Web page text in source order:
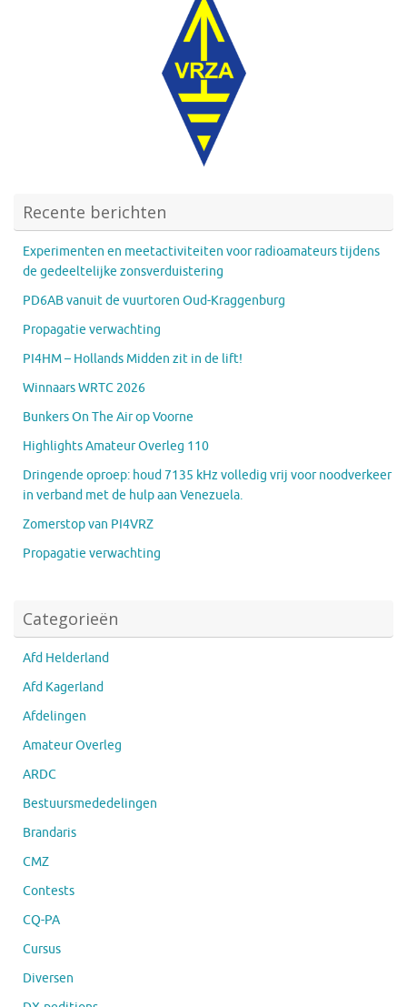
Recente berichten
Experimenten en meetactiviteiten voor radioamateurs tijdens
de gedeeltelijke zonsverduistering
PD6AB vanuit de vuurtoren Oud-Kraggenburg
Propagatie verwachting
PI4HM – Hollands Midden zit in de lift!
Winnaars WRTC 2026
Bunkers On The Air op Voorne
Highlights Amateur Overleg 110
Dringende oproep: houd 7135 kHz volledig vrij voor noodverkeer
in verband met de hulp aan Venezuela.
Zomerstop van PI4VRZ
Propagatie verwachting
Categorieën
Afd Helderland
Afd Kagerland
Afdelingen
Amateur Overleg
ARDC
Bestuursmededelingen
Brandaris
CMZ
Contests
CQ-PA
Cursus
Diversen